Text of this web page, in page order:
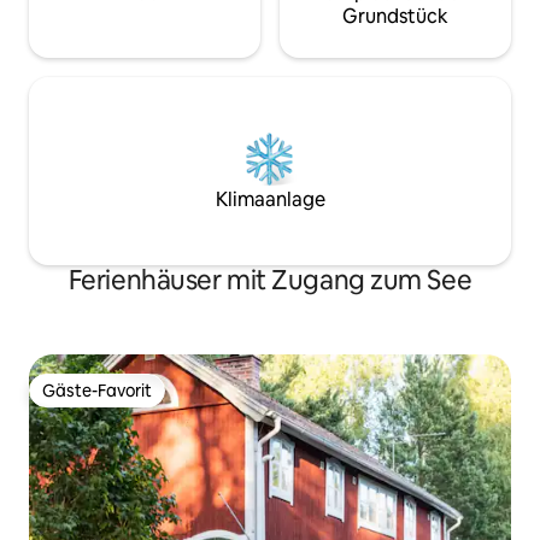
Grundstück
Klimaanlage
Ferienhäuser mit Zugang zum See
Gäste-Favorit
Gäste-Favorit